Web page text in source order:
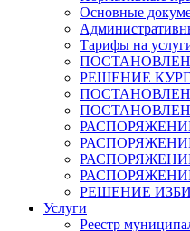
Основные
Тарифы на
РЕШЕНИЕ
РЕШЕНИЕ
Услуги
Реестр